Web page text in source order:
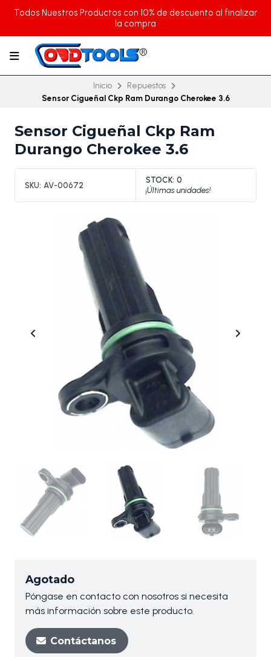
Todos Nuestros Productos con 10% de descuento al finalizar
la compra
Inicio
Repuestos
Sensor Cigueñal Ckp Ram Durango Cherokee 3.6
Sensor Cigueñal Ckp Ram
Durango Cherokee 3.6
SKU: AV-00672
STOCK: 0
¡Últimas unidades!
Agotado
Póngase en contacto con nosotros si necesita
más información sobre este producto.
Contáctanos